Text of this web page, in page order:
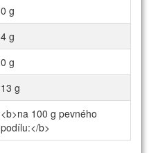
0 g
4 g
0 g
13 g
<b>na 100 g pevného
podílu:</b>